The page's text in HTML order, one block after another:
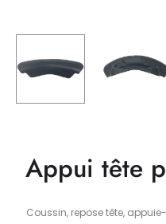
Appui tête
Coussin, repose tête,